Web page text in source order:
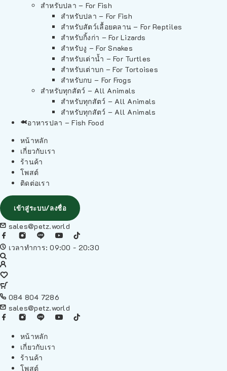
สำหรับปลา – For Fish
สำหรับปลา – For Fish
สำหรับสัตว์เลื้อยคลาน – For Reptiles
สำหรับกิ้งก่า – For Lizards
สำหรับงู – For Snakes
สำหรับเต่าน้ำ – For Turtles
สำหรับเต่าบก – For Tortoises
สำหรับกบ – For Frogs
สำหรับทุกสัตว์ – All Animals
สำหรับทุกสัตว์ – All Animals
สำหรับทุกสัตว์ – All Animals
อาหารปลา – Fish Food
หน้าหลัก
เกี่ยวกับเรา
ร้านค้า
โพสต์
ติดต่อเรา
เข้าสู่ระบบ/ลงชื่อ
sales@petz.world
เวลาทำการ: 09:00 - 20:30
084 804 7286
sales@petz.world
หน้าหลัก
เกี่ยวกับเรา
ร้านค้า
โพสต์